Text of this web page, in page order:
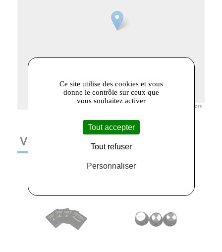
contributors
VOUS AIMEREZ AUSSI
Ce site utilise des cookies et vous
donne le contrôle sur ceux que
vous souhaitez activer
Tout accepter
Tout refuser
Personnaliser